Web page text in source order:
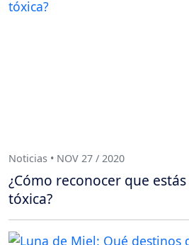
Noticias • NOV 27 / 2020
¿Cómo reconocer que
tóxica?